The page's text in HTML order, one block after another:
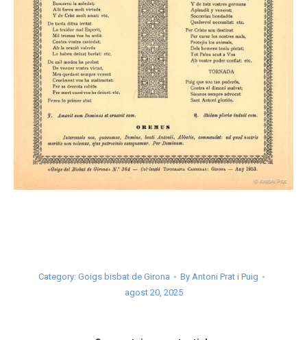
Category: Goigs bisbat de Girona By Antoni Prat i Puig
agost 20, 2025